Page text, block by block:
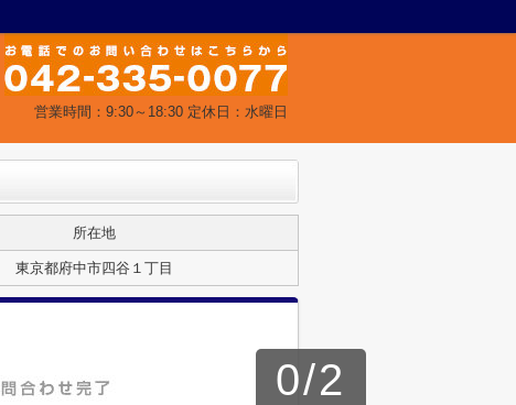
営業時間：9:30～18:30 定休日：水曜日
所在地
東京都府中市四谷１丁目
0/2